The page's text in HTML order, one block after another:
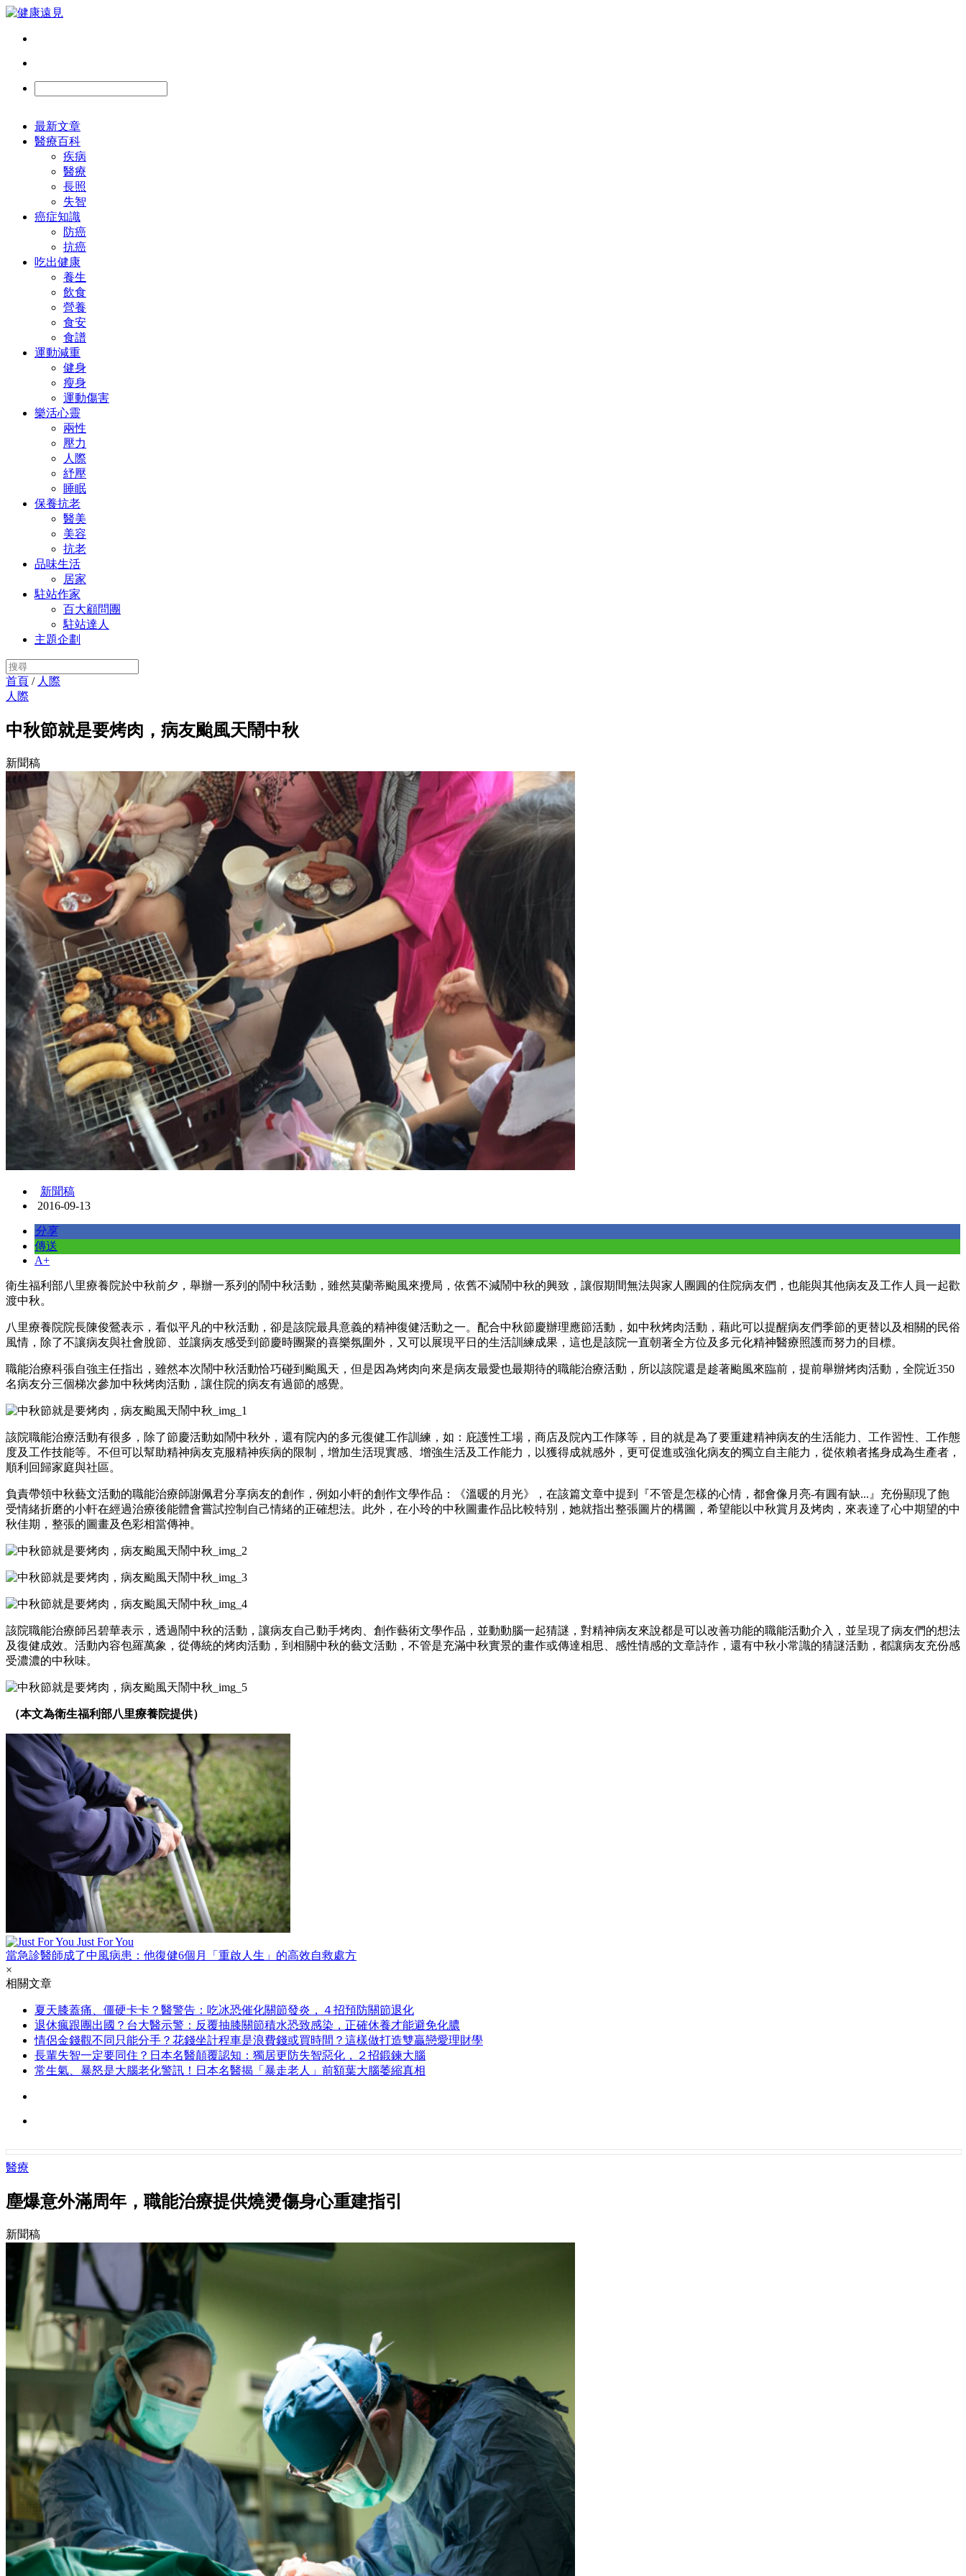
最新文章
醫療百科
疾病
醫療
長照
失智
癌症知識
防癌
抗癌
吃出健康
養生
飲食
營養
食安
食譜
運動減重
健身
瘦身
運動傷害
樂活心靈
兩性
壓力
人際
紓壓
睡眠
保養抗老
醫美
美容
抗老
品味生活
居家
駐站作家
百大顧問團
駐站達人
主題企劃
首頁 / 人際
人際
中秋節就是要烤肉，病友颱風天鬧中秋
新聞稿
新聞稿
2016-09-13
分享
傳送
A+
衛生福利部八里療養院於中秋前夕，舉辦一系列的鬧中秋活動，雖然莫蘭蒂颱風來攪局，依舊不減鬧中秋的興致，讓假期間無法與家人團圓的住院病友們，也能與其他病友及工作人員一起歡
渡中秋。
八里療養院院長陳俊鶯表示，看似平凡的中秋活動，卻是該院最具意義的精神復健活動之一。配合中秋節慶辦理應節活動，如中秋烤肉活動，藉此可以提醒病友們季節的更替以及相關的民俗
風情，除了不讓病友與社會脫節、並讓病友感受到節慶時團聚的喜樂氛圍外，又可以展現平日的生活訓練成果，這也是該院一直朝著全方位及多元化精神醫療照護而努力的目標。
職能治療科張自強主任指出，雖然本次鬧中秋活動恰巧碰到颱風天，但是因為烤肉向來是病友最愛也最期待的職能治療活動，所以該院還是趁著颱風來臨前，提前舉辦烤肉活動，全院近350
名病友分三個梯次參加中秋烤肉活動，讓住院的病友有過節的感覺。
該院職能治療活動有很多，除了節慶活動如鬧中秋外，還有院內的多元復健工作訓練，如：庇護性工場，商店及院內工作隊等，目的就是為了要重建精神病友的生活能力、工作習性、工作態
度及工作技能等。不但可以幫助精神病友克服精神疾病的限制，增加生活現實感、增強生活及工作能力，以獲得成就感外，更可促進或強化病友的獨立自主能力，從依賴者搖身成為生產者，
順利回歸家庭與社區。
負責帶領中秋藝文活動的職能治療師謝佩君分享病友的創作，例如小軒的創作文學作品：《溫暖的月光》，在該篇文章中提到『不管是怎樣的心情，都會像月亮-有圓有缺...』充份顯現了飽
受情緒折磨的小軒在經過治療後能體會嘗試控制自己情緒的正確想法。此外，在小玲的中秋圖畫作品比較特別，她就指出整張圖片的構圖，希望能以中秋賞月及烤肉，來表達了心中期望的中
秋佳期，整張的圖畫及色彩相當傳神。
該院職能治療師呂碧華表示，透過鬧中秋的活動，讓病友自己動手烤肉、創作藝術文學作品，並動動腦一起猜謎，對精神病友來說都是可以改善功能的職能活動介入，並呈現了病友們的想法
及復健成效。活動內容包羅萬象，從傳統的烤肉活動，到相關中秋的藝文活動，不管是充滿中秋實景的畫作或傳達相思、感性情感的文章詩作，還有中秋小常識的猜謎活動，都讓病友充份感
受濃濃的中秋味。
（本文為衛生福利部八里療養院提供）
Just For You
當急診醫師成了中風病患：他復健6個月「重啟人生」的高效自救處方
×
相關文章
夏天膝蓋痛、僵硬卡卡？醫警告：吃冰恐催化關節發炎，４招預防關節退化
退休瘋跟團出國？台大醫示警：反覆抽膝關節積水恐致感染，正確休養才能避免化膿
情侶金錢觀不同只能分手？花錢坐計程車是浪費錢或買時間？這樣做打造雙贏戀愛理財學
長輩失智一定要同住？日本名醫顛覆認知：獨居更防失智惡化，２招鍛鍊大腦
常生氣、暴怒是大腦老化警訊！日本名醫揭「暴走老人」前額葉大腦萎縮真相
醫療
塵爆意外滿周年，職能治療提供燒燙傷身心重建指引
新聞稿